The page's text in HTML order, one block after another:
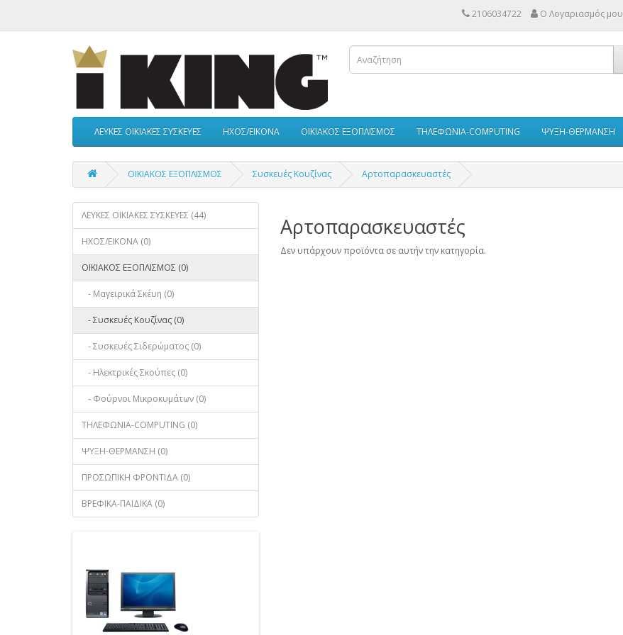
2106034722 Ο Λογαριασμός μου
ΛΕΥΚΕΣ ΟΙΚΙΑΚΕΣ ΣΥΣΚΕΥΕΣ ΗΧΟΣ/ΕΙΚΟΝΑ ΟΙΚΙΑΚΟΣ ΕΞΟΠΛΙΣΜΟΣ ΤΗΛΕΦΩΝΙΑ-COMPUTING ΨΥΞΗ-ΘΕΡΜΑΝΣΗ
ΟΙΚΙΑΚΟΣ ΕΞΟΠΛΙΣΜΟΣ Συσκευές Κουζίνας Αρτοπαρασκευαστές
ΛΕΥΚΕΣ ΟΙΚΙΑΚΕΣ ΣΥΣΚΕΥΕΣ (44)
ΗΧΟΣ/ΕΙΚΟΝΑ (0)
ΟΙΚΙΑΚΟΣ ΕΞΟΠΛΙΣΜΟΣ (0)
- Μαγειρικά Σκέυη (0)
- Συσκευές Κουζίνας (0)
- Συσκευές Σιδερώματος (0)
- Ηλεκτρικές Σκούπες (0)
- Φούρνοι Μικροκυμάτων (0)
ΤΗΛΕΦΩΝΙΑ-COMPUTING (0)
ΨΥΞΗ-ΘΕΡΜΑΝΣΗ (0)
ΠΡΟΣΩΠΙΚΗ ΦΡΟΝΤΙΔΑ (0)
ΒΡΕΦΙΚΑ-ΠΑΙΔΙΚΑ (0)
Αρτοπαρασκευαστές
Δεν υπάρχουν προϊόντα σε αυτήν την κατηγορία.